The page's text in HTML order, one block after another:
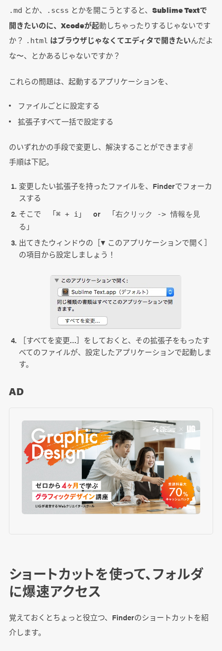
.md とか、 .scss とかを開こうとすると、 Sublime Textで
開きたいのに、Xcodeが起動しちゃったりするじゃないです
か？
.html はブラウザじゃなくてエディタで開きたいんだよ
な〜、とかあるじゃないですか？
これらの問題は、起動するアプリケーションを、
ファイルごとに設定する
拡張子すべて一括で設定する
のいずれかの手段で変更し、解決することができます✌️
手順は下記。
変更したい拡張子を持ったファイルを、Finderでフォーカ
スする
そこで 「⌘ + i 」 or 「右クリック -> 情報を見
る 」
出てきたウィンドウの［▼ このアプリケーションで開く］
の項目から設定しましょう！
［すべてを変更…］をしておくと、その拡張子をもったす
べてのファイルが、設定したアプリケーションで起動しま
す。
AD
ショートカットを使って、フォルダ
に爆速アクセス
覚えておくとちょっと役立つ、Finderのショートカットを紹
介します。